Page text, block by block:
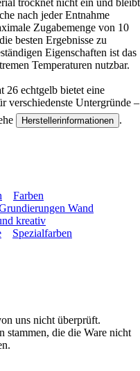
trocknet nicht ein und bleibt
nach jeder Entnahme
Zugabemenge von 10
besten Ergebnisse zu
Eigenschaften ist das
Temperaturen nutzbar.
echtgelb bietet eine
verschiedenste Untergründe –
Herstellerinformationen .
Farben
Wand
kreativ
Spezialfarben
uns nicht überprüft.
stammen, die die Ware nicht